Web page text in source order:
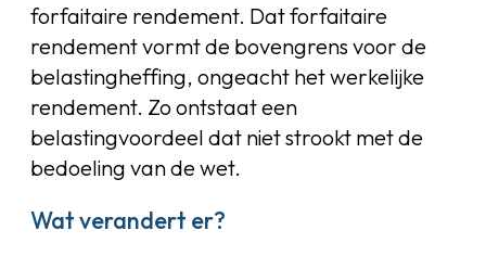
forfaitaire rendement. Dat forfaitaire
rendement vormt de bovengrens voor de
belastingheffing, ongeacht het werkelijke
rendement. Zo ontstaat een
belastingvoordeel dat niet strookt met de
bedoeling van de wet.
Wat verandert er?